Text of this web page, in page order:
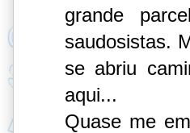
grande
saudosistas.
se abriu
aqui...
Quase me